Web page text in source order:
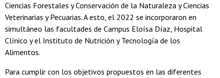
Ciencias Forestales y Conservación de la Naturaleza y Ciencias
Veterinarias y Pecuarias. A esto, el 2022 se incorporaron en
simultáneo las facultades de Campus Eloísa Díaz, Hospital
Clínico y el Instituto de Nutrición y Tecnología de los
Alimentos.
Para cumplir con los objetivos propuestos en las diferentes